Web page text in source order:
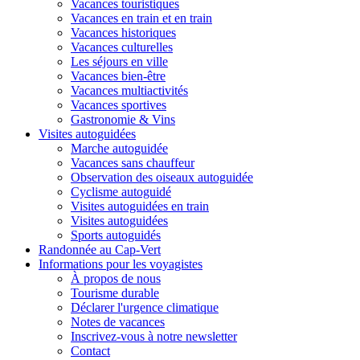
Vacances touristiques
Vacances en train et en train
Vacances historiques
Vacances culturelles
Les séjours en ville
Vacances bien-être
Vacances multiactivités
Vacances sportives
Gastronomie & Vins
Visites autoguidées
Marche autoguidée
Vacances sans chauffeur
Observation des oiseaux autoguidée
Cyclisme autoguidé
Visites autoguidées en train
Visites autoguidées
Sports autoguidés
Randonnée au Cap-Vert
Informations pour les voyagistes
À propos de nous
Tourisme durable
Déclarer l'urgence climatique
Notes de vacances
Inscrivez-vous à notre newsletter
Contact